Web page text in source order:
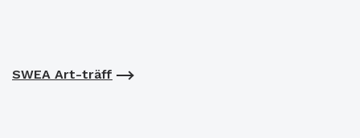
SWEA Art-träff